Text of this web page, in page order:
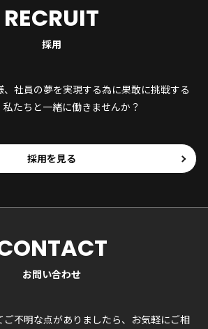
RECRUIT
採用
社員の夢を実現する為に果敢に挑戦する
たちと一緒に働きませんか？
採用を見る
お問い合わせ
ご不明な点がありましたら、お気軽にご相